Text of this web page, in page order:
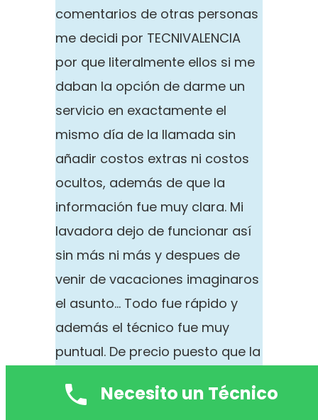
comentarios de otras personas
me decidi por TECNIVALENCIA
por que literalmente ellos si me
daban la opción de darme un
servicio en exactamente el
mismo día de la llamada sin
añadir costos extras ni costos
ocultos, además de que la
información fue muy clara. Mi
lavadora dejo de funcionar así
sin más ni más y despues de
venir de vacaciones imaginaros
el asunto… Todo fue rápido y
además el técnico fue muy
puntual. De precio puesto que la
soy tampoco que afirmemos
Necesito un Técnico